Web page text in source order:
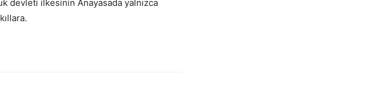
devleti ilkesinin Anayasada yalnızca